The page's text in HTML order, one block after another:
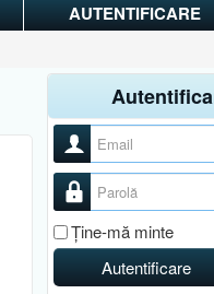
AUTENTIFICARE
Nume utilizator
Parolă
Ţine-mă minte
Autentificare